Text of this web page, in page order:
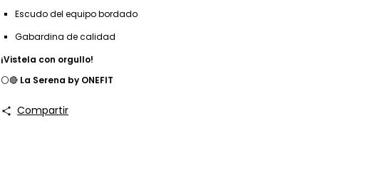
Escudo del equipo bordado
Gabardina de calidad
¡Vistela con orgullo!
⚪🔴 La Serena by ONEFIT
Compartir